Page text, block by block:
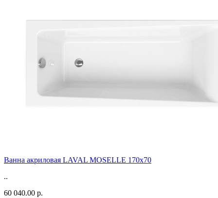
Ванна акриловая LAVAL MOSELLE 170x70
..
60 040.00 р.